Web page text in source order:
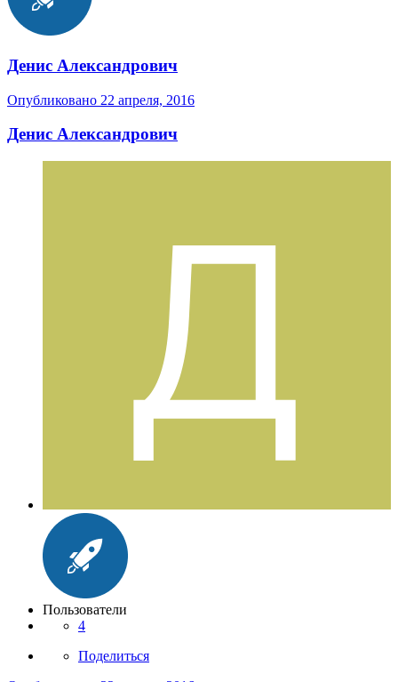
Денис Александрович
Опубликовано 22 апреля, 2016
Денис Александрович
Пользователи
4
Поделиться